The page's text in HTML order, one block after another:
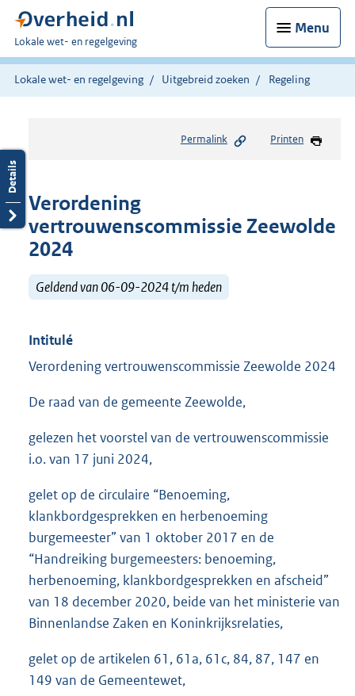
Menu
U
bent
hier:
Lokale wet- en regelgeving
Lokale wet- en regelgeving Uitgebreid zoeken Regeling
Permalink Printen
Verordening
vertrouwenscommissie Zeewolde
2024
Geldend van 06-09-2024 t/m heden
Intitulé
Verordening vertrouwenscommissie Zeewolde 2024
De raad van de gemeente Zeewolde,
gelezen het voorstel van de vertrouwenscommissie
i.o. van 17 juni 2024,
gelet op de circulaire “Benoeming,
klankbordgesprekken en herbenoeming
burgemeester” van 1 oktober 2017 en de
“Handreiking burgemeesters: benoeming,
herbenoeming, klankbordgesprekken en afscheid”
van 18 december 2020, beide van het ministerie van
Binnenlandse Zaken en Koninkrijksrelaties,
gelet op de artikelen 61, 61a, 61c, 84, 87, 147 en
149 van de Gemeentewet,